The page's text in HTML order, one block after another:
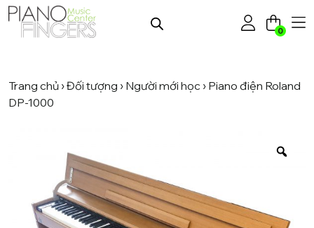
0
Trang chủ ›Đối tượng › Người mới học › Piano điện Roland
DP-1000